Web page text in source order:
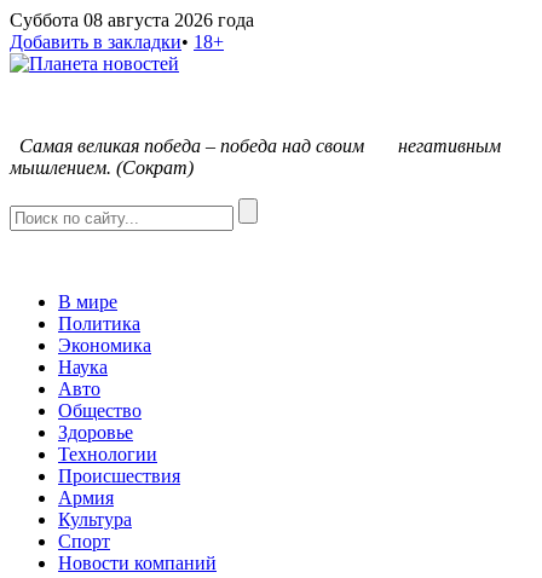
Суббота 08 августа 2026 года
Добавить в закладки• 18+
Самая великая победа – победа над своим негативным
мышлением. (Сократ)
В мире
Политика
Экономика
Наука
Авто
Общество
Здоровье
Технологии
Происшествия
Армия
Культура
Спорт
Новости компаний